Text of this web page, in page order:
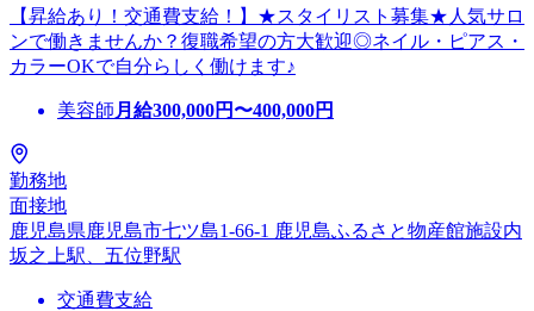
【昇給あり！交通費支給！】★スタイリスト募集★人気サロ
ンで働きませんか？復職希望の方大歓迎◎ネイル・ピアス・
カラーOKで自分らしく働けます♪
美容師 月給300,000円〜400,000円
勤務地
面接地
鹿児島県鹿児島市七ツ島1-66-1 鹿児島ふるさと物産館施設内
坂之上駅、五位野駅
交通費支給